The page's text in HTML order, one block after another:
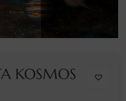
KOSMOS